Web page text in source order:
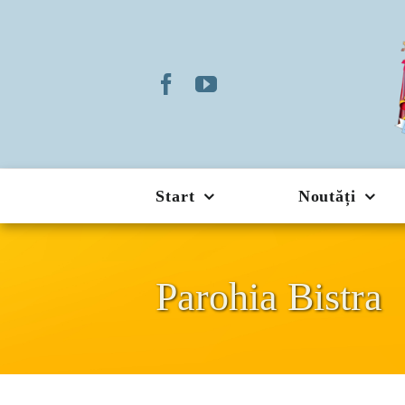
Start Noutăți
Parohia Bistra